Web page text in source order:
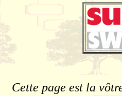
Cette page est la